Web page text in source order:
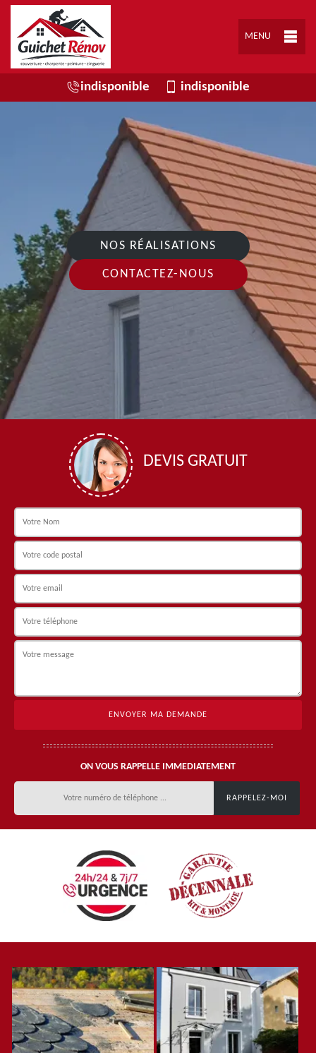
MENU
indisponible indisponible
NOS RÉALISATIONS
CONTACTEZ-NOUS
DEVIS GRATUIT
ON VOUS RAPPELLE IMMEDIATEMENT